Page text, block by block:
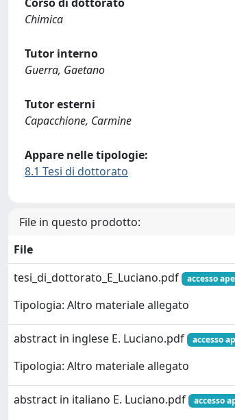
Chimica
Tutor interno
Guerra, Gaetano
Tutor esterni
Capacchione, Carmine
Appare nelle tipologie:
8.1 Tesi di dottorato
File in questo prodotto:
File
tesi_di_dottorato_E_Luciano.pdf
accesso
Tipologia: Altro materiale allegato
abstract in inglese E. Luciano.pdf accesso
Tipologia: Altro materiale allegato
abstract in italiano E. Luciano.pdf accesso